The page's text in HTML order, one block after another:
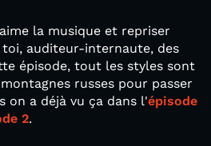
la musique et repriser
auditeur-internaute, des
épisode, tout les styles sont
russes pour passer
on a déjà vu ça dans l'épisode
2.